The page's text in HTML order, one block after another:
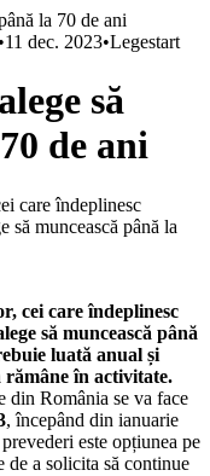
•11 dec. 2023•Legestart
să
de ani
care îndeplinesc
să muncească până la
cei care îndeplinesc
să muncească până
luată anual și
în activitate.
din România se va face
, începând din ianuarie
este opțiunea pe
de a solicita să continue